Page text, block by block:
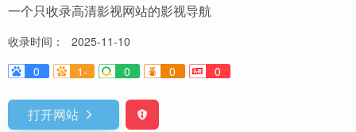
一个只收录高清影视网站的影视导航
收录时间：
2025-11-10
0
1- 0 0 0
打开网站